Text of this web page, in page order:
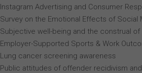
Instagram Advertising and Consumer
Survey on the Emotional Effects of Social
Subjective well-being and the construal
Employer-Supported Sports & Work
Lung cancer screening awareness
Public attitudes of offender recidivism